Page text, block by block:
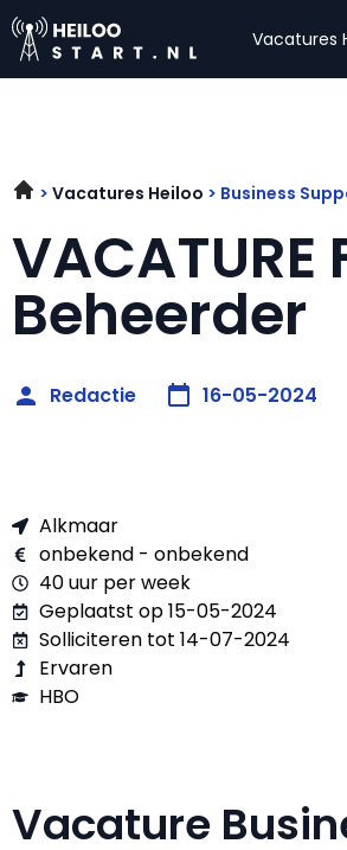
Vacatures
Vacatures Heiloo Business
Beheerder
Redactie 16-05-2024
Alkmaar
onbekend - onbekend
40 uur per week
Geplaatst op 15-05-2024
Solliciteren tot 14-07-2024
Ervaren
HBO
Vacature